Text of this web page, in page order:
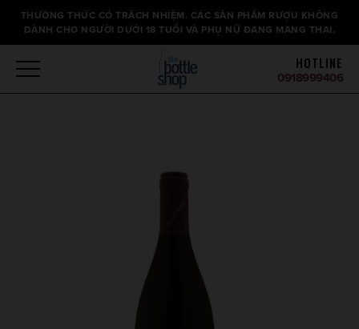
THƯỞNG THỨC CÓ TRÁCH NHIỆM. CÁC SẢN PHẨM RƯỢU KHÔNG
DÀNH CHO NGƯỜI DƯỚI 18 TUỔI VÀ PHỤ NỮ ĐANG MANG THAI.
HOTLINE
0918999406